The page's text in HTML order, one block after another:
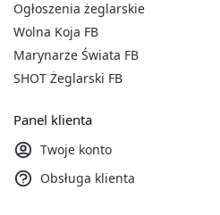
Ogłoszenia żeglarskie
Wolna Koja FB
Marynarze Świata FB
SHOT Żeglarski FB
Panel klienta
Twoje konto
Obsługa klienta